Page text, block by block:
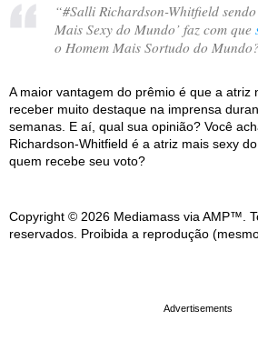
“#Salli Richardson-Whitfield
Mais Sexy do Mundo’ faz com que
o Homem Mais Sortudo do Mundo?
A maior vantagem do prêmio é que a atriz
receber muito destaque na imprensa
semanas. E aí, qual sua opinião? Você
Richardson-Whitfield é a atriz mais sexy
quem recebe seu voto?
Copyright © 2026 Mediamass via AMP™.
reservados. Proibida a reprodução